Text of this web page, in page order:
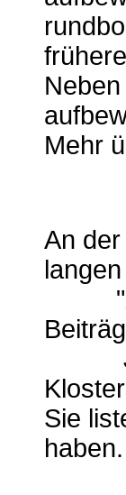
Mehr
An
"Zur
Sie
haben.